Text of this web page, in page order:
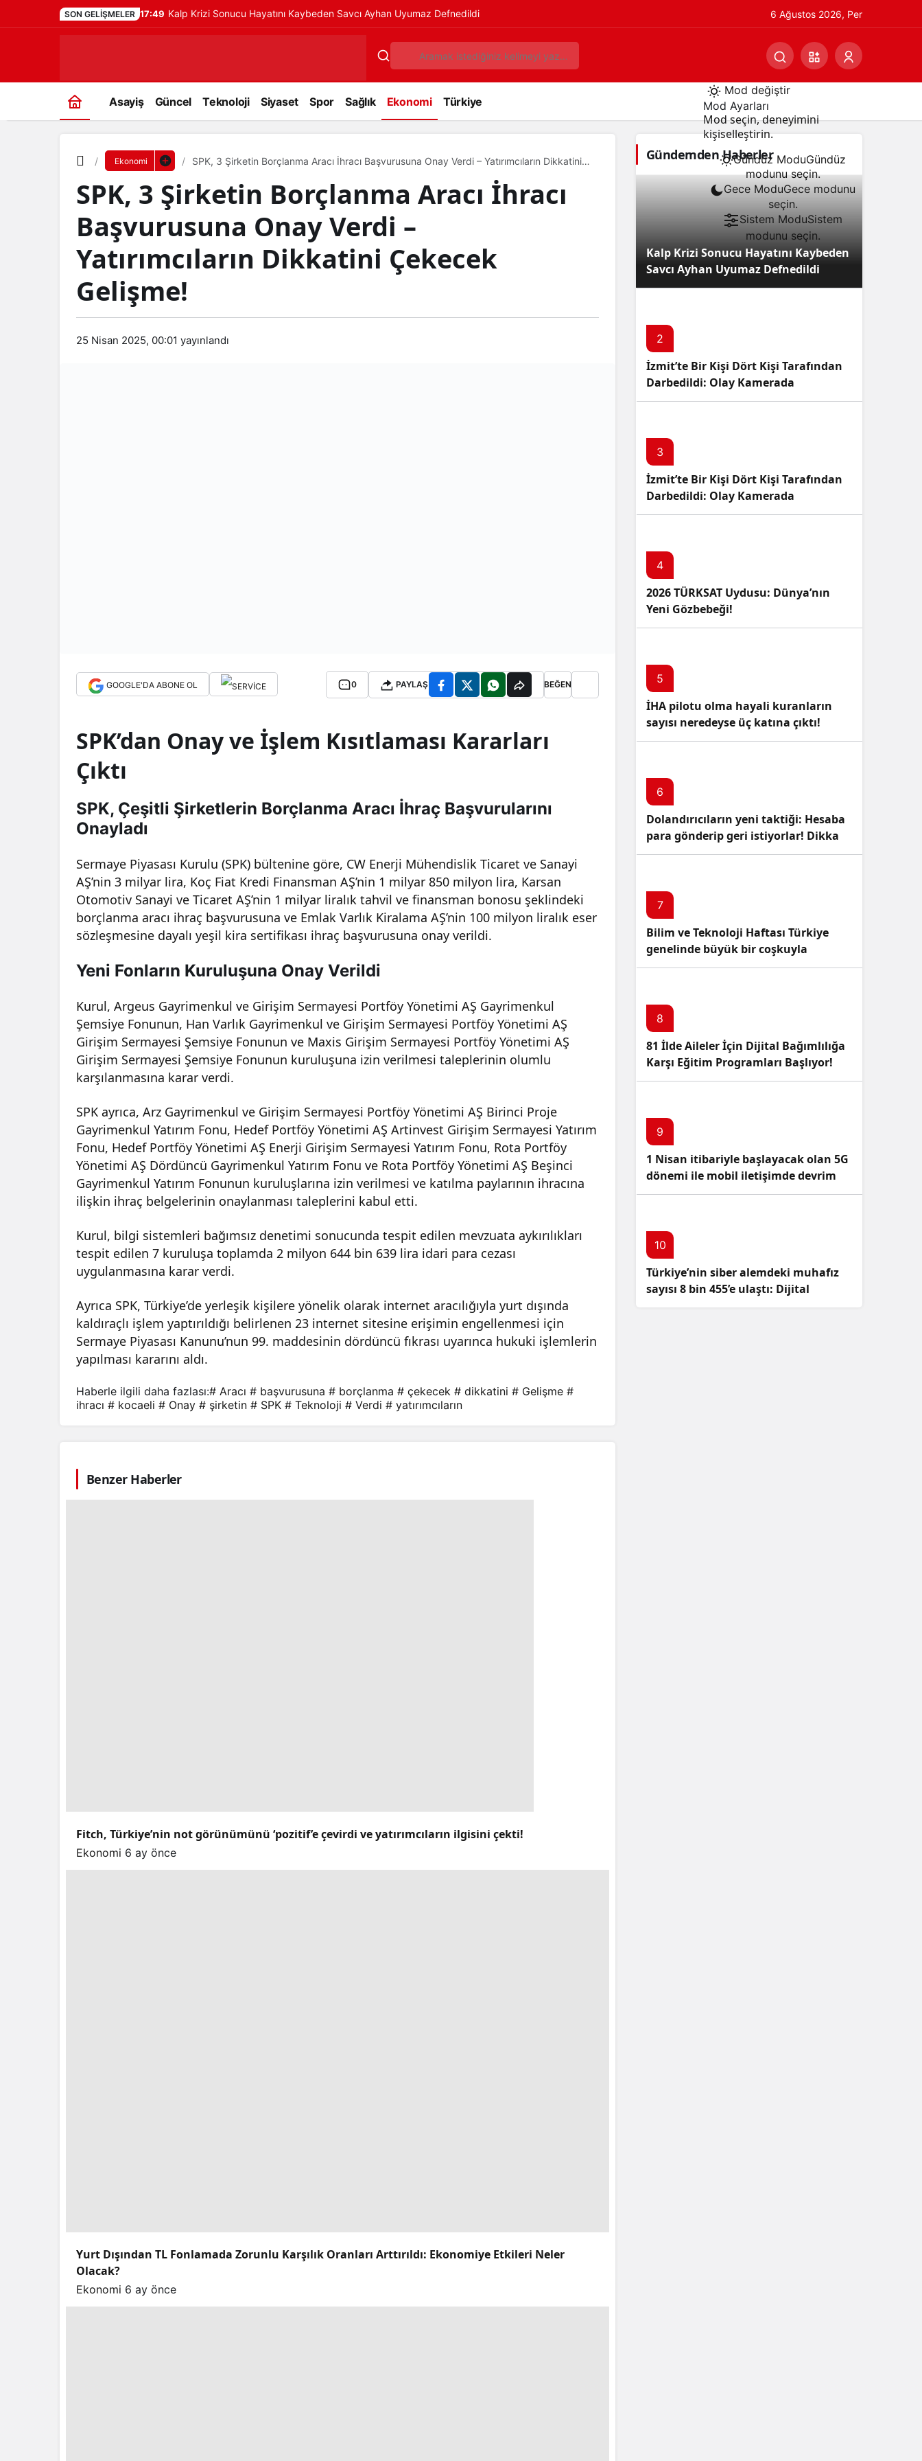
SON GELIŞMELER 17:49 Kalp Krizi Sonucu Hayatını Kaybeden Savcı Ayhan Uyumaz Defnedildi 6 Ağustos 2026, Per
Asayiş Güncel Teknoloji Siyaset Spor Sağlık Ekonomi Türkiye
Mod değiştir
Mod Ayarları
Mod seçin, deneyimini
kişiselleştirin.
Gündüz ModuGündüz
modunu seçin.
Gece ModuGece modunu
seçin.
Sistem ModuSistem
modunu seçin.
Ekonomi
SPK, 3 Şirketin Borçlanma Aracı İhracı Başvurusuna Onay Verdi – Yatırımcıların Dikkatini
SPK, 3 Şirketin Borçlanma Aracı İhracı
Başvurusuna Onay Verdi –
Yatırımcıların Dikkatini Çekecek
Gelişme!
25 Nisan 2025, 00:01 yayınlandı
GOOGLE'DA ABONE OL 0 PAYLAŞ BEĞEN
SPK’dan Onay ve İşlem Kısıtlaması Kararları
Çıktı
SPK, Çeşitli Şirketlerin Borçlanma Aracı İhraç Başvurularını
Onayladı
Sermaye Piyasası Kurulu (SPK) bültenine göre, CW Enerji Mühendislik Ticaret ve Sanayi
AŞ’nin 3 milyar lira, Koç Fiat Kredi Finansman AŞ’nin 1 milyar 850 milyon lira, Karsan
Otomotiv Sanayi ve Ticaret AŞ’nin 1 milyar liralık tahvil ve finansman bonosu şeklindeki
borçlanma aracı ihraç başvurusuna ve Emlak Varlık Kiralama AŞ’nin 100 milyon liralık eser
sözleşmesine dayalı yeşil kira sertifikası ihraç başvurusuna onay verildi.
Yeni Fonların Kuruluşuna Onay Verildi
Kurul, Argeus Gayrimenkul ve Girişim Sermayesi Portföy Yönetimi AŞ Gayrimenkul
Şemsiye Fonunun, Han Varlık Gayrimenkul ve Girişim Sermayesi Portföy Yönetimi AŞ
Girişim Sermayesi Şemsiye Fonunun ve Maxis Girişim Sermayesi Portföy Yönetimi AŞ
Girişim Sermayesi Şemsiye Fonunun kuruluşuna izin verilmesi taleplerinin olumlu
karşılanmasına karar verdi.
SPK ayrıca, Arz Gayrimenkul ve Girişim Sermayesi Portföy Yönetimi AŞ Birinci Proje
Gayrimenkul Yatırım Fonu, Hedef Portföy Yönetimi AŞ Artinvest Girişim Sermayesi Yatırım
Fonu, Hedef Portföy Yönetimi AŞ Enerji Girişim Sermayesi Yatırım Fonu, Rota Portföy
Yönetimi AŞ Dördüncü Gayrimenkul Yatırım Fonu ve Rota Portföy Yönetimi AŞ Beşinci
Gayrimenkul Yatırım Fonunun kuruluşlarına izin verilmesi ve katılma paylarının ihracına
ilişkin ihraç belgelerinin onaylanması taleplerini kabul etti.
Kurul, bilgi sistemleri bağımsız denetimi sonucunda tespit edilen mevzuata aykırılıkları
tespit edilen 7 kuruluşa toplamda 2 milyon 644 bin 639 lira idari para cezası
uygulanmasına karar verdi.
Ayrıca SPK, Türkiye’de yerleşik kişilere yönelik olarak internet aracılığıyla yurt dışında
kaldıraçlı işlem yaptırıldığı belirlenen 23 internet sitesine erişimin engellenmesi için
Sermaye Piyasası Kanunu’nun 99. maddesinin dördüncü fıkrası uyarınca hukuki işlemlerin
yapılması kararını aldı.
Haberle ilgili daha fazlası:# Aracı # başvurusuna # borçlanma # çekecek # dikkatini # Gelişme #
ihracı # kocaeli # Onay # şirketin # SPK # Teknoloji # Verdi # yatırımcıların
Benzer Haberler
Fitch, Türkiye’nin not görünümünü ‘pozitif’e çevirdi ve yatırımcıların ilgisini çekti!
Ekonomi 6 ay önce
Yurt Dışından TL Fonlamada Zorunlu Karşılık Oranları Arttırıldı: Ekonomiye Etkileri Neler
Olacak?
Ekonomi 6 ay önce
Gündemden Haberler
Kalp Krizi Sonucu Hayatını Kaybeden
Savcı Ayhan Uyumaz Defnedildi
2
İzmit’te Bir Kişi Dört Kişi Tarafından
Darbedildi: Olay Kamerada
3
İzmit’te Bir Kişi Dört Kişi Tarafından
Darbedildi: Olay Kamerada
4
2026 TÜRKSAT Uydusu: Dünya’nın
Yeni Gözbebeği!
5
İHA pilotu olma hayali kuranların
sayısı neredeyse üç katına çıktı!
6
Dolandırıcıların yeni taktiği: Hesaba
para gönderip geri istiyorlar! Dikkat
Edin!
7
Bilim ve Teknoloji Haftası Türkiye
genelinde büyük bir coşkuyla
kutlandı: İşte Etkinlikler ve
8
81 İlde Aileler İçin Dijital Bağımlılığa
Karşı Eğitim Programları Başlıyor!
9
1 Nisan itibariyle başlayacak olan 5G
dönemi ile mobil iletişimde devrim
başlıyor!
10
Türkiye’nin siber alemdeki muhafız
sayısı 8 bin 455’e ulaştı: Dijital